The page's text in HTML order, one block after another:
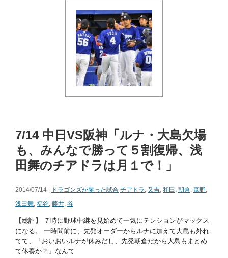
7/14 中日VS阪神「ルナ・大島欠場
も、みんなで勝って５割復帰、浅
田舞のチアドラは月１で！」
2014/07/14 | ドラゴンズが勝った試合 チアドラ , 又吉, 和田 , 朝倉, 森野,
浅田舞, 福谷, 藤井, 谷
【総評】 ７時に野球中継を見始めて一気にテンションがマックス
になる。 一時間前に、先発オーダーからルナに加えて大島も外れ
てて、「おいおいルナが休みだし、先発朝倉だから大島もまとめ
て休養か？」なんて